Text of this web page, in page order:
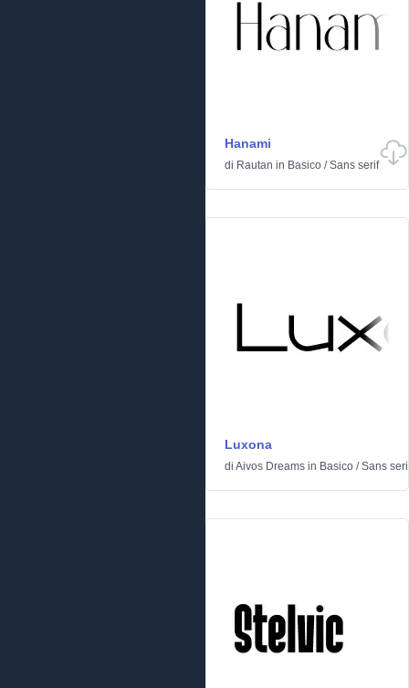
Hanami
di Rautan in Basico /Sans serif
Luxona
di Aivos Dreams in Basico /Sans